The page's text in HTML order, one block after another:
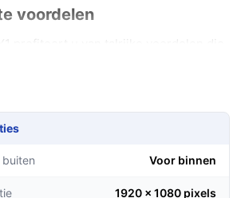
voordelen
een hoger niveau tillen:
volledig overzicht van uw ruimte,
geen enkel detail mist.
De camera volgt
zodat u altijd op de hoogte bent
buiten Voor binnen
1920 x 1080 pixels